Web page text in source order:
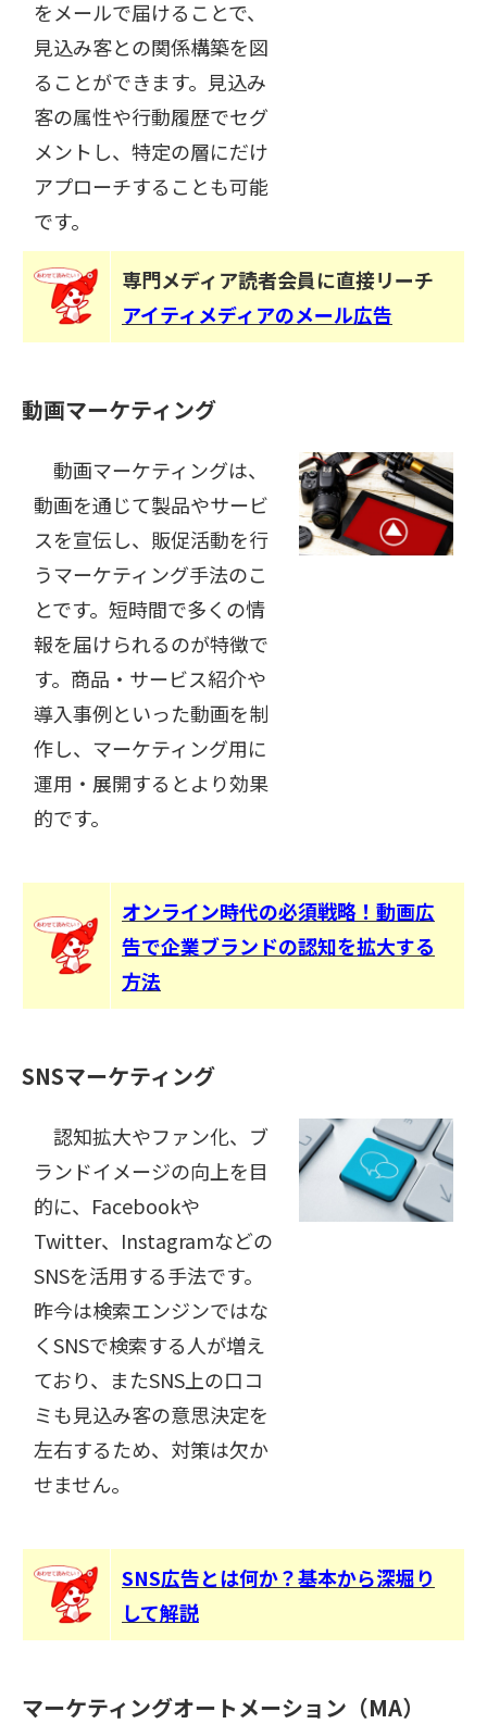
をメールで届けることで、
見込み客との関係構築を図
ることができます。見込み
客の属性や行動履歴でセグ
メントし、特定の層にだけ
アプローチすることも可能
です。
専門メディア読者会員に直接リーチ
アイティメディアのメール広告
動画マーケティング
動画マーケティングは、
動画を通じて製品やサービ
スを宣伝し、販促活動を行
うマーケティング手法のこ
とです。短時間で多くの情
報を届けられるのが特徴で
す。商品・サービス紹介や
導入事例といった動画を制
作し、マーケティング用に
運用・展開するとより効果
的です。
オンライン時代の必須戦略！動画広
告で企業ブランドの認知を拡大する
方法
SNSマーケティング
認知拡大やファン化、ブ
ランドイメージの向上を目
的に、Facebookや
Twitter、Instagramなどの
SNSを活用する手法です。
昨今は検索エンジンではな
くSNSで検索する人が増え
ており、またSNS上の口コ
ミも見込み客の意思決定を
左右するため、対策は欠か
せません。
SNS広告とは何か？基本から深堀り
して解説
マーケティングオートメーション（MA）